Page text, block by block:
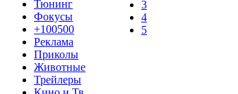
Тюнинг
Фокусы
+100500
Реклама
Приколы
Животные
Трейлеры
3
4
5